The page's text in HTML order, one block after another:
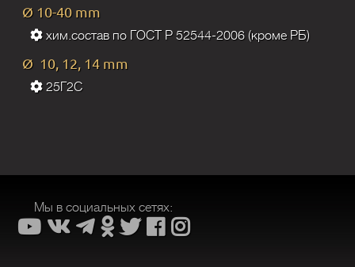
Ø 10-40 mm
хим.состав по ГОСТ Р 52544-2006 (кроме РБ)
Ø 10, 12, 14 mm
25Г2С
Мы в социальных сетях: